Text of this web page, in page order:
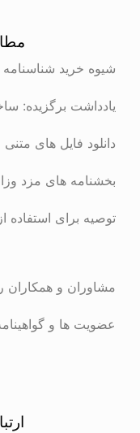
شیوه خرید
یادداشت برگزیده:
دانلود فایل های متنی
بخشنامه های مزد
توصیه برای استفاده
مشاوران و همکاران
عضویت ها و